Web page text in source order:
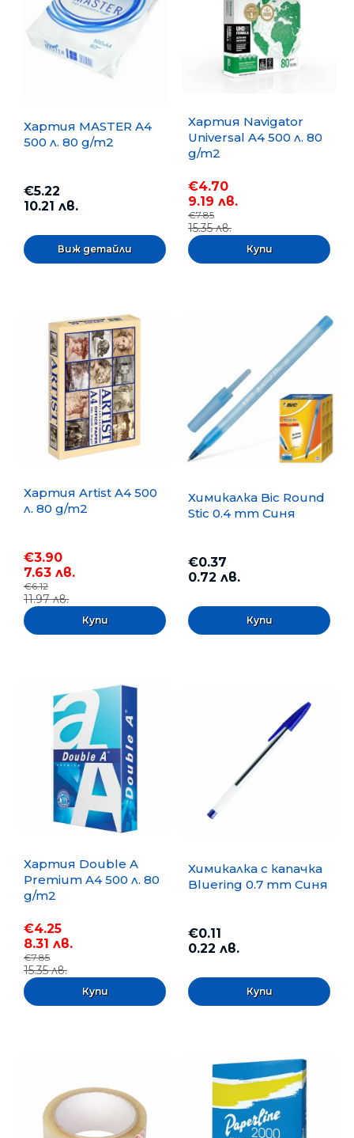
Хартия MASTER A4
500 л. 80 g/m2
€5.22
10.21 лв.
Виж детайли
Хартия Navigator
Universal A4 500 л. 80
g/m2
€4.70
9.19 лв.
€7.85
15.35 лв.
Хартия Artist A4 500
л. 80 g/m2
€3.90
7.63 лв.
€6.12
11.97 лв.
Химикалка Bic Round
Stic 0.4 mm Синя
€0.37
0.72 лв.
Хартия Double A
Premium A4 500 л. 80
g/m2
€4.25
8.31 лв.
€7.85
15.35 лв.
Химикалка с капачка
Bluering 0.7 mm Синя
€0.11
0.22 лв.